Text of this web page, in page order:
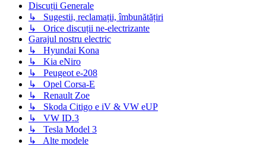
Discuții Generale
↳ Sugestii, reclamații, îmbunătățiri
↳ Orice discuții ne-electrizante
Garajul nostru electric
↳ Hyundai Kona
↳ Kia eNiro
↳ Peugeot e-208
↳ Opel Corsa-E
↳ Renault Zoe
↳ Skoda Citigo e iV & VW eUP
↳ VW ID.3
↳ Tesla Model 3
↳ Alte modele